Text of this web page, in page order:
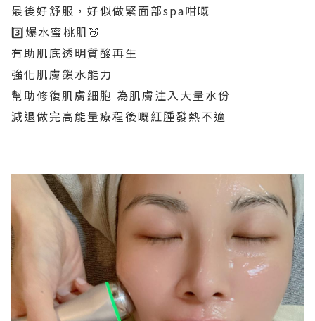
最後好舒服，好似做緊面部spa咁嘅
3️⃣爆水蜜桃肌🍑
有助肌底透明質酸再生
強化肌膚鎖水能力
幫助修復肌膚細胞 為肌膚注入大量水份
減退做完高能量療程後嘅紅腫發熱不適